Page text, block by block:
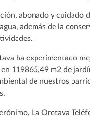
abonado y cuidado
además de la
ha experimentado
119865,49 m2 de
de nuestros
La Orotava